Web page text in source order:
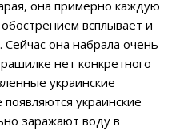
она примерно каждую
всплывает и
она набрала очень
нет конкретного
украинские
украинские
заражают воду в